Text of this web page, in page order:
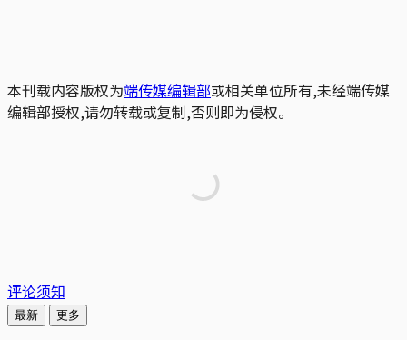
本刊载内容版权为端传媒编辑部或相关单位所有,未经端传媒
编辑部授权,请勿转载或复制,否则即为侵权。
评论须知
最新 更多